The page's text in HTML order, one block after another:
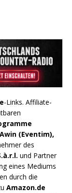
-Links. Affiliate-
(Eventim),
des
und Partner
eines Mediums
durch die
Amazon.de